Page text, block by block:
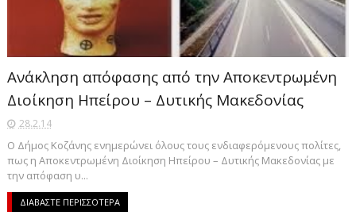
Ανάκληση απόφασης από την Αποκεντρωμένη
Διοίκηση Ηπείρου – Δυτικής Μακεδονίας
28.2.14
Ο Δήμος Κοζάνης ενημερώνει όλους τους ενδιαφερόμενους πολίτες,
πως η Αποκεντρωμένη Διοίκηση Ηπείρου – Δυτικής Μακεδονίας με
την απόφαση υ...
ΔΙΑΒΑΣΤΕ ΠΕΡΙΣΣΟΤΕΡΑ